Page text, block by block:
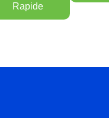
Rapide